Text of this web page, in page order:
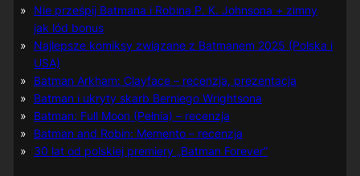
Nie prześpij Batmana i Robina P. K. Johnsona + zimny
jak lód bonus
Najlepsze komiksy związane z Batmanem 2025 (Polska i
USA)
Batman Arkham: Clayface – recenzja, prezentacja
Batman i ukryty skarb Berniego Wrightsona
Batman: Full Moon (Pełnia) – recenzja
Batman and Robin: Memento – recenzja
30 lat od polskiej premiery „Batman Forever”